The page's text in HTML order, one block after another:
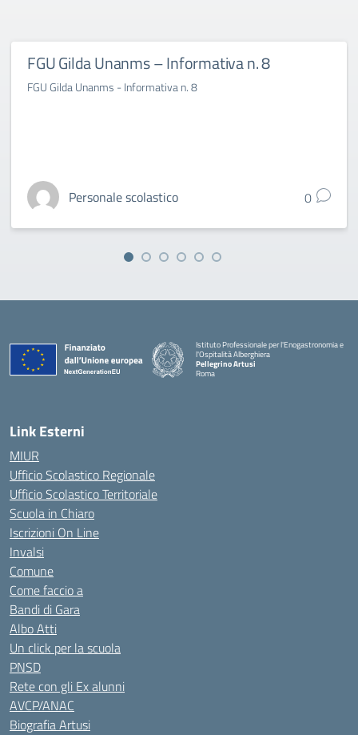
FGU Gilda Unanms – Informativa n. 8
FGU Gilda Unanms - Informativa n. 8
Personale scolastico 0
Istituto Professionale per l'Enogastronomia e
l'Ospitalità Alberghiera
Pellegrino Artusi
Roma
Link Esterni
MIUR
Ufficio Scolastico Regionale
Ufficio Scolastico Territoriale
Scuola in Chiaro
Iscrizioni On Line
Invalsi
Comune
Come faccio a
Bandi di Gara
Albo Atti
Un click per la scuola
PNSD
Rete con gli Ex alunni
AVCP/ANAC
Biografia Artusi